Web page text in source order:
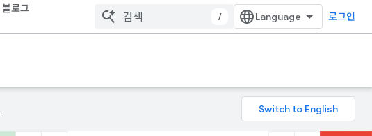
블로그
/ 로그인